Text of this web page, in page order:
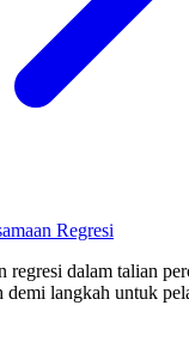
Regresi
regresi dalam talian
demi langkah untuk